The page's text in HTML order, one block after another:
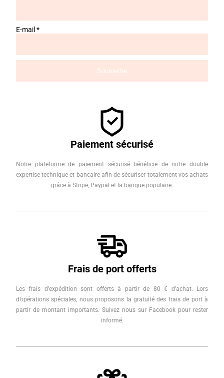
E-mail *
Paiement sécurisé
Notre plateforme de paiement sécurisé bénéficie de notre double
expertise technique et bancaire afin de sécuriser totalement vos achats
grâce à Stripe, Paypal et la banque populaire.
Frais de port offerts
Les frais d’expédition sont offerts à partir de 80 € d’achat. Lors
d’opérations spéciales, nous proposons la gratuité des frais de port à
partir de montant importants. Suivez nous sur Facebook pour rester
informé.